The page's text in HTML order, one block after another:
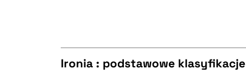
Ironia : podstawowe klasyfikacje